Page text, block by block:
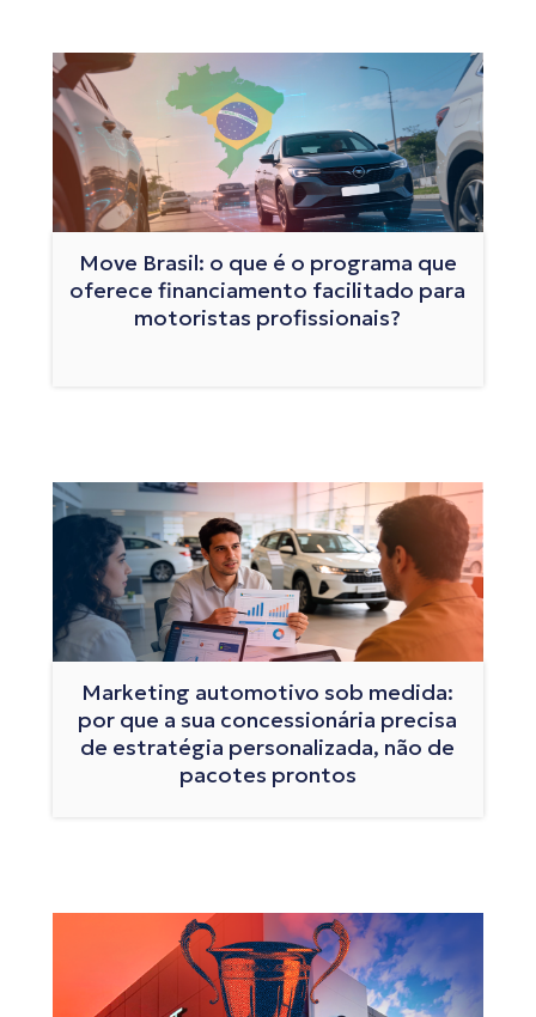
Move Brasil: o que é o programa que
oferece financiamento facilitado para
motoristas profissionais?
Marketing automotivo sob medida:
por que a sua concessionária precisa
de estratégia personalizada, não de
pacotes prontos